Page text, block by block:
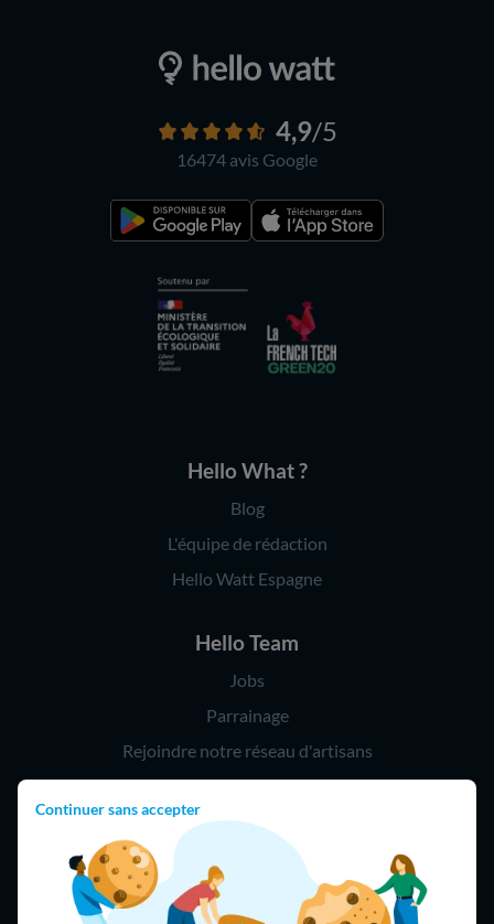
Continuer sans accepter
4,9/5
16474 avis Google
Hello What ?
Blog
L'équipe de rédaction
Hello Watt Espagne
Hello Team
Jobs
Parrainage
Rejoindre notre réseau d'artisans
Hello !
09 75 18 60 60
(8h-21h)
75018 Paris